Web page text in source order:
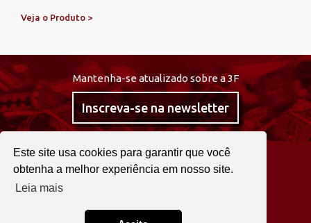
Este site usa cookies para garantir que você
obtenha a melhor experiência em nosso site.
Leia mais
Veja o Produto >
Mantenha-se atualizado sobre a 3F
Inscreva-se na newsletter
@curta3f